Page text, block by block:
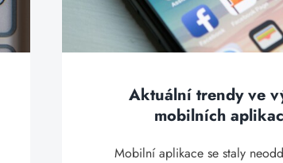
Aktuální trendy ve
mobilních
Mobilní aplikace se staly